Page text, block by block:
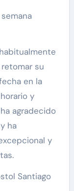
su
en la
y
agradecido
ha
y
Santiago